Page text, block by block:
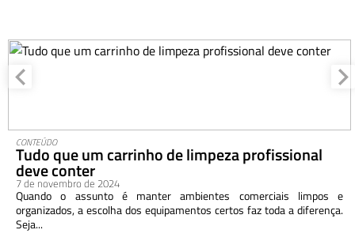
CONTEÚDO
Tudo que um carrinho de limpeza profissional
deve conter
7 de novembro de 2024
Quando o assunto é manter ambientes comerciais limpos e
organizados, a escolha dos equipamentos certos faz toda a diferença.
Seja...